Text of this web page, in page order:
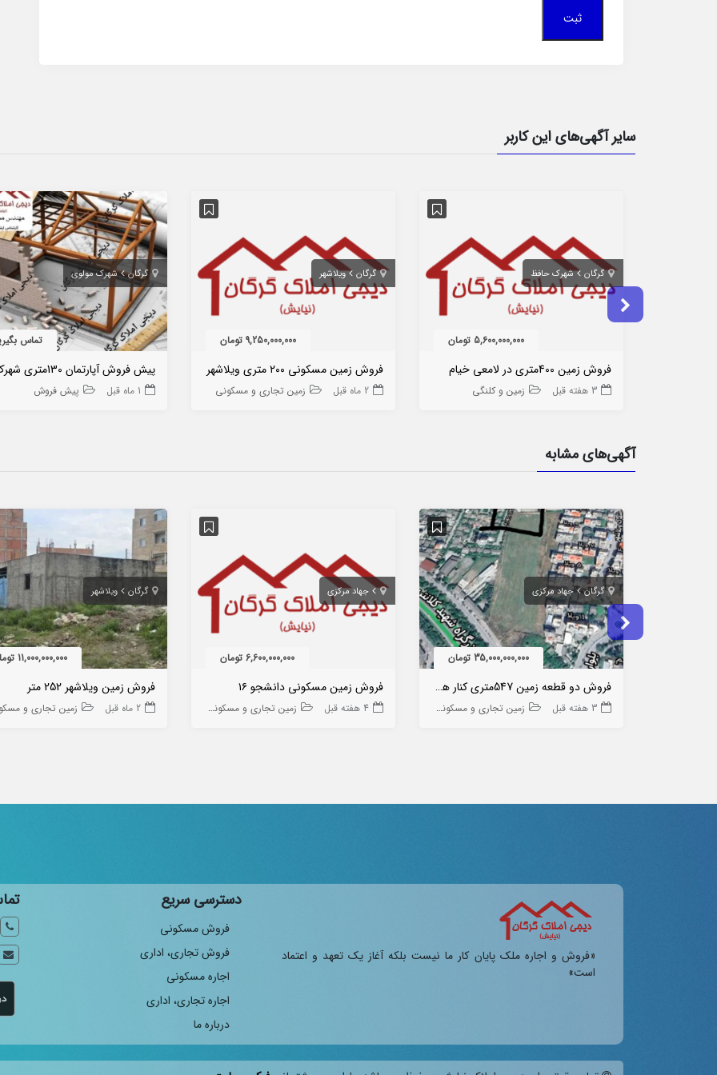
سایر آگهی‌های این کاربر
گرگان شهرک حافظ
5,600,000,000 تومان
فروش زمین 400متری در لامعی خیام
3 هفته قبل زمین و کلنگی
گرگان ویلاشهر
9,250,000,000 تومان
فروش زمین مسکونی ۲۰۰ متری ویلاشهر
2 ماه قبل زمین تجاری و مسکونی
گرگان شهرک مولوی
تماس
1 ماه قبل پیش فروش
آگهی‌های مشابه
گرگان جهاد مرکزی
35,000,000,000 تومان
فروش دو قطعه زمین 547متری کنار هم جهاد مرکزی
3 هفته قبل زمین تجاری و مسکونی
جهاد مرکزی
6,600,000,000 تومان
فروش زمین مسکونی دانشجو ۱۶
4 هفته قبل زمین تجاری و مسکونی
گرگان ویلاشهر
11,000,000,000 تومان
فروش زمین ویلاشهر 252 متر
2 ماه قبل زمین تجاری و
«فروش و اجاره ملک پایان کار ما نیست بلکه آغاز یک تعهد و اعتماد
است»
دسترسی سریع
فروش مسکونی
فروش تجاری، اداری
اجاره مسکونی
اجاره تجاری، اداری
درباره ما